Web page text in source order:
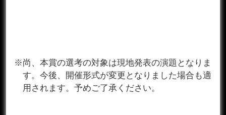
※尚、本賞の選考の対象は現地発表の演題となりま
す。今後、開催形式が変更となりました場合も適
用されます。予めご了承ください。